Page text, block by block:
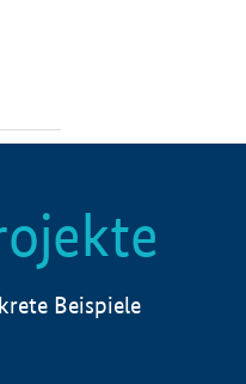
Beispiele